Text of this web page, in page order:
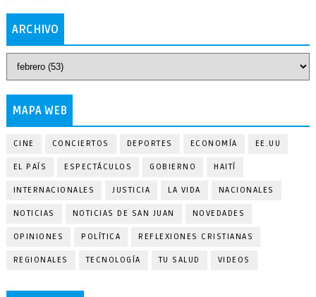
ARCHIVO
MAPA WEB
CINE CONCIERTOS DEPORTES ECONOMÍA EE.UU
EL PAÍS ESPECTÁCULOS GOBIERNO HAITÍ
INTERNACIONALES JUSTICIA LA VIDA NACIONALES
NOTICIAS NOTICIAS DE SAN JUAN NOVEDADES
OPINIONES POLÍTICA REFLEXIONES CRISTIANAS
REGIONALES TECNOLOGÍA TU SALUD VIDEOS